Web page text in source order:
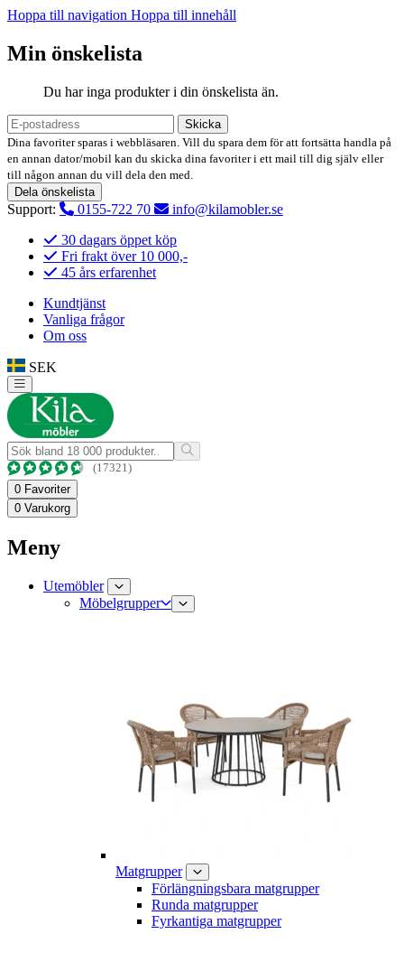
Hoppa till navigation Hoppa till innehåll
Min önskelista
Du har inga produkter i din önskelista än.
Skicka
Dina favoriter sparas i webbläsaren. Vill du spara dem för att fortsätta handla på
en annan dator/mobil kan du skicka dina favoriter i ett mail till dig själv eller
till någon annan du vill dela den med.
Dela önskelista
Support: 0155-722 70
info@kilamobler.se
30 dagars öppet köp
Fri frakt över 10 000,-
45 års erfarenhet
Kundtjänst
Vanliga frågor
Om oss
SEK
(17321)
0 Favoriter
0 Varukorg
Meny
Utemöbler
Möbelgrupper
Matgrupper
Förlängningsbara matgrupper
Runda matgrupper
Fyrkantiga matgrupper